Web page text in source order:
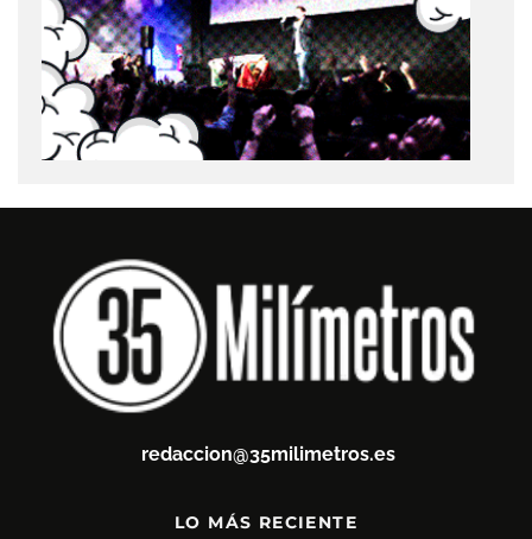
redaccion@35milimetros.es
LO MÁS RECIENTE